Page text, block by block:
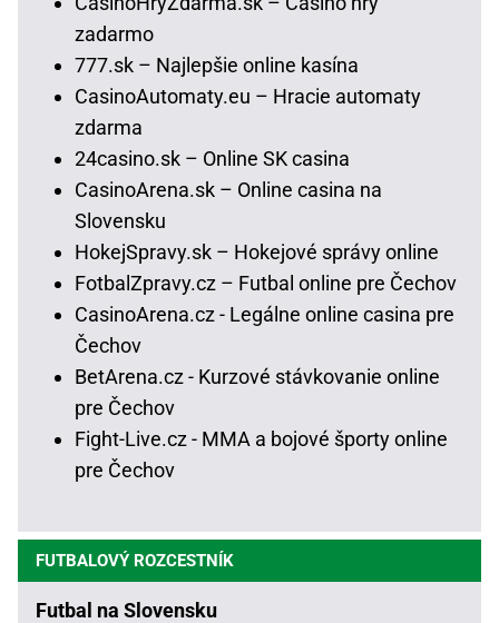
zadarmo
777.sk – Najlepšie online kasína
CasinoAutomaty.eu – Hracie automaty
zdarma
24casino.sk – Online SK casina
CasinoArena.sk – Online casina na
Slovensku
HokejSpravy.sk – Hokejové správy online
FotbalZpravy.cz – Futbal online pre Čechov
CasinoArena.cz - Legálne online casina pre
Čechov
BetArena.cz - Kurzové stávkovanie online
pre Čechov
Fight-Live.cz - MMA a bojové športy online
pre Čechov
FUTBALOVÝ ROZCESTNÍK
Futbal na Slovensku